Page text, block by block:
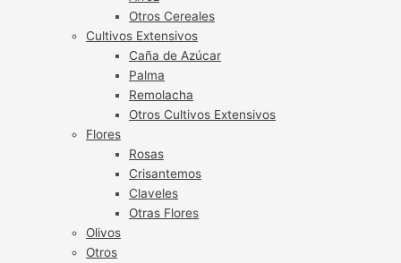
Otros Cereales
Cultivos Extensivos
Caña de Azúcar
Palma
Remolacha
Otros Cultivos Extensivos
Flores
Rosas
Crisantemos
Claveles
Otras Flores
Olivos
Otros